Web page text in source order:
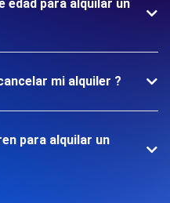
edad para alquilar un
mi alquiler ?
para alquilar un